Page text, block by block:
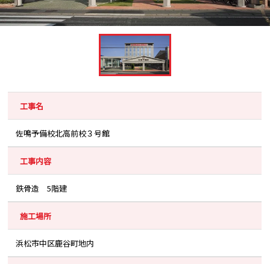
工事名
佐鳴予備校北高前校３号館
工事内容
鉄骨造 5階建
施工場所
浜松市中区鹿谷町地内